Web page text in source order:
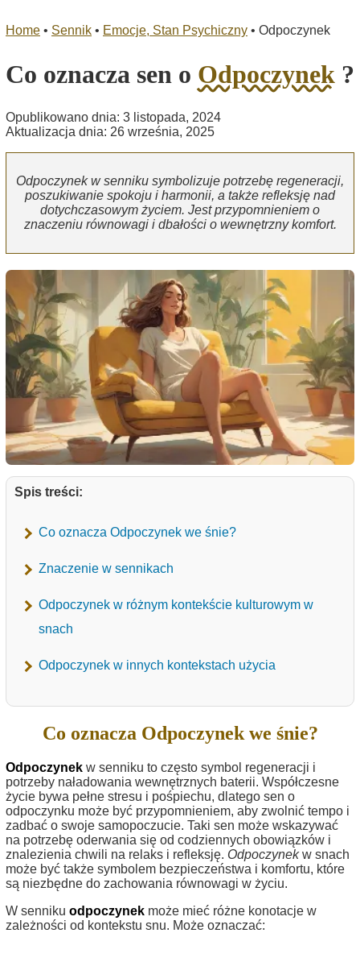
Home • Sennik • Emocje, Stan Psychiczny • Odpoczynek
Co oznacza sen o Odpoczynek ?
Opublikowano dnia: 3 listopada, 2024
Aktualizacja dnia: 26 września, 2025
Odpoczynek w senniku symbolizuje potrzebę regeneracji,
poszukiwanie spokoju i harmonii, a także refleksję nad
dotychczasowym życiem. Jest przypomnieniem o
znaczeniu równowagi i dbałości o wewnętrzny komfort.
Spis treści:
Co oznacza Odpoczynek we śnie?
Znaczenie w sennikach
Odpoczynek w różnym kontekście kulturowym w
snach
Odpoczynek w innych kontekstach użycia
Co oznacza Odpoczynek we śnie?
Odpoczynek w senniku to często symbol regeneracji i
potrzeby naładowania wewnętrznych baterii. Współczesne
życie bywa pełne stresu i pośpiechu, dlatego sen o
odpoczynku może być przypomnieniem, aby zwolnić tempo i
zadbać o swoje samopoczucie. Taki sen może wskazywać
na potrzebę oderwania się od codziennych obowiązków i
znalezienia chwili na relaks i refleksję. Odpoczynekw snach
może być także symbolem bezpieczeństwa i komfortu, które
są niezbędne do zachowania równowagi w życiu.
W senniku odpoczynek może mieć różne konotacje w
zależności od kontekstu snu. Może oznaczać: